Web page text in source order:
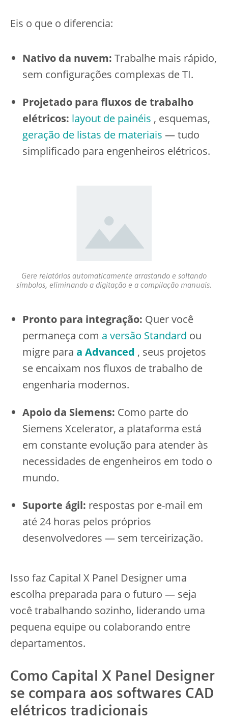
Eis o que o diferencia:
Nativo da nuvem: Trabalhe mais rápido,
sem configurações complexas de TI.
Projetado para fluxos de trabalho
elétricos: layout de painéis , esquemas,
geração de listas de materiais — tudo
simplificado para engenheiros elétricos.
Gere relatórios automaticamente arrastando e soltando
símbolos, eliminando a digitação e a compilação manuais.
Pronto para integração: Quer você
permaneça com a versão Standard ou
migre para a Advanced , seus projetos
se encaixam nos fluxos de trabalho de
engenharia modernos.
Apoio da Siemens: Como parte do
Siemens Xcelerator, a plataforma está
em constante evolução para atender às
necessidades de engenheiros em todo o
mundo.
Suporte ágil: respostas por e-mail em
até 24 horas pelos próprios
desenvolvedores — sem terceirização.
Isso faz Capital X Panel Designer uma
escolha preparada para o futuro — seja
você trabalhando sozinho, liderando uma
pequena equipe ou colaborando entre
departamentos.
Como Capital X Panel Designer
se compara aos softwares CAD
elétricos tradicionais